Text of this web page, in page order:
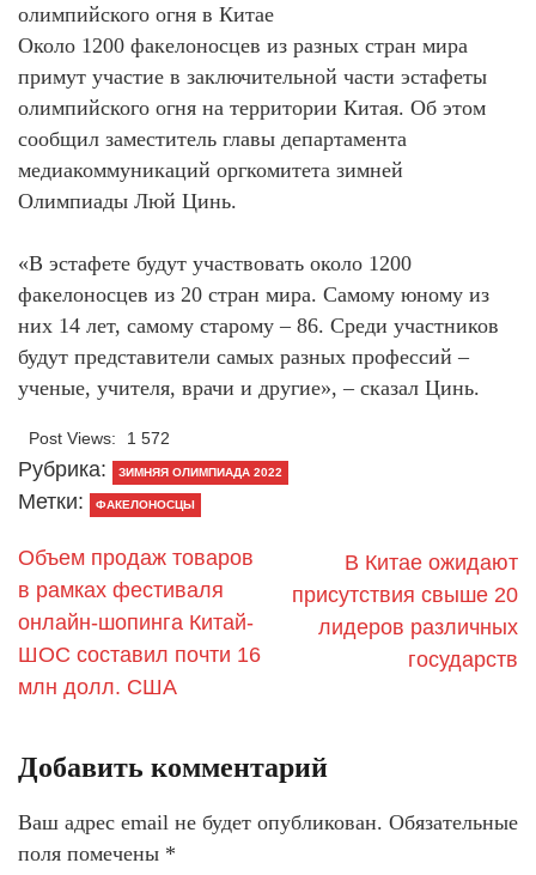
олимпийского огня в Китае
Около 1200 факелоносцев из разных стран мира
примут участие в заключительной части эстафеты
олимпийского огня на территории Китая. Об этом
сообщил заместитель главы департамента
медиакоммуникаций оргкомитета зимней
Олимпиады Люй Цинь.
«В эстафете будут участвовать около 1200
факелоносцев из 20 стран мира. Самому юному из
них 14 лет, самому старому – 86. Среди участников
будут представители самых разных профессий –
ученые, учителя, врачи и другие», – сказал Цинь.
Post Views: 1 572
Рубрика: ЗИМНЯЯ ОЛИМПИАДА 2022
Метки: ФАКЕЛОНОСЦЫ
Объем продаж товаров
в рамках фестиваля
онлайн-шопинга Китай-
ШОС составил почти 16
млн долл. США
В Китае ожидают
присутствия свыше 20
лидеров различных
государств
Добавить комментарий
Ваш адрес email не будет опубликован. Обязательные
поля помечены *